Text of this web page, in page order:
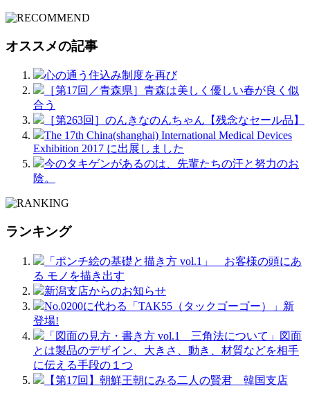
オススメの記事
心の通う住込み制度を再び
［第17回／青森県］青森は美しく優しい春が良く似
合う
［第263回］のんきなのんちゃん【残念なセール品】
The 17th China(shanghai) International Medical Devices
Exhibition 2017 に出展しました
今のタキゲンがあるのは、先輩たちの汗と努力のお
陰。
ランキング
「ポンチ絵の基礎と描き方 vol.1」 お客様の頭にあ
る モノを描き出す
新潟支店からのお知らせ
No.0200に代わる「TAK55（タックゴーゴー）」新
登場!
「図面の見方・書き方 vol.1 三角法について」図面
とは製品のデザイン、大きさ、動き、材質などを相手
に伝える手段の１つ
【第17回】朝鮮王朝にみる二人の賢君 韓国支店